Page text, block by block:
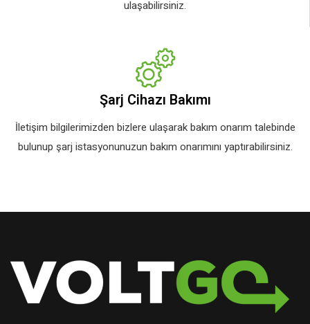
ulaşabilirsiniz.
Şarj Cihazı Bakımı
İletişim bilgilerimizden bizlere ulaşarak bakım onarım talebinde
bulunup şarj istasyonunuzun bakım onarımını yaptırabilirsiniz.